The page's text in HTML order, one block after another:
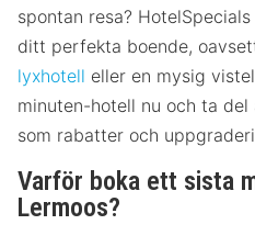
spontan resa?
ditt perfekta boende,
lyxhotell eller en mysig
minuten-hotell nu och ta
som rabatter och
Varför boka ett sista
Lermoos?